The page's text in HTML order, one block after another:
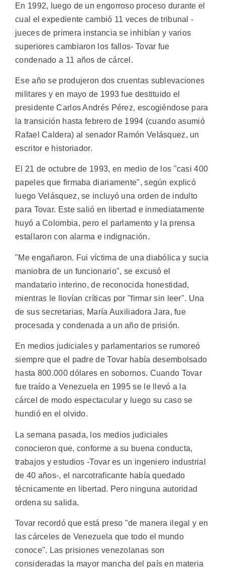
En 1992, luego de un engorroso proceso durante el
cual el expediente cambió 11 veces de tribunal -
jueces de primera instancia se inhibían y varios
superiores cambiaron los fallos- Tovar fue
condenado a 11 años de cárcel.
Ese año se produjeron dos cruentas sublevaciones
militares y en mayo de 1993 fue destituido el
presidente Carlos Andrés Pérez, escogiéndose para
la transición hasta febrero de 1994 (cuando asumió
Rafael Caldera) al senador Ramón Velásquez, un
escritor e historiador.
El 21 de octubre de 1993, en medio de los "casi 400
papeles que firmaba diariamente", según explicó
luego Velásquez, se incluyó una orden de indulto
para Tovar. Este salió en libertad e inmediatamente
huyó a Colombia, pero el parlamento y la prensa
estallaron con alarma e indignación.
"Me engañaron. Fui víctima de una diabólica y sucia
maniobra de un funcionario", se excusó el
mandatario interino, de reconocida honestidad,
mientras le llovían críticas por "firmar sin leer". Una
de sus secretarias, María Auxiliadora Jara, fue
procesada y condenada a un año de prisión.
En medios judiciales y parlamentarios se rumoreó
siempre que el padre de Tovar había desembolsado
hasta 800.000 dólares en sobornos. Cuando Tovar
fue traído a Venezuela en 1995 se le llevó a la
cárcel de modo espectacular y luego su caso se
hundió en el olvido.
La semana pasada, los medios judiciales
conocieron que, conforme a su buena conducta,
trabajos y estudios -Tovar es un ingeniero industrial
de 40 años-, el narcotraficante había quedado
técnicamente en libertad. Pero ninguna autoridad
ordena su salida.
Tovar recordó que está preso "de manera ilegal y en
las cárceles de Venezuela que todo el mundo
conoce". Las prisiones venezolanas son
consideradas la mayor mancha del país en materia